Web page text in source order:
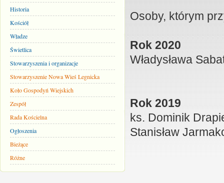
Historia
Kościół
Władze
Świetlica
Stowarzyszenia i organizacje
Stowarzyszenie Nowa Wieś Legnicka
Koło Gospodyń Wiejskich
Zespół
Rada Kościelna
Ogłoszenia
Bieżące
Różne
Osoby, którym
Rok 2020
Władysława
Rok 2019
ks. Dominik
Stanisław